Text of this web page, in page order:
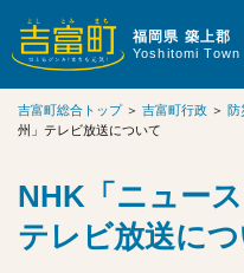
福岡県 築上郡
Yoshitomi Town
吉富町総合トップ＞ 吉富町行政 ＞ 防
州」テレビ放送について
NHK「ニュー
テレビ放送に